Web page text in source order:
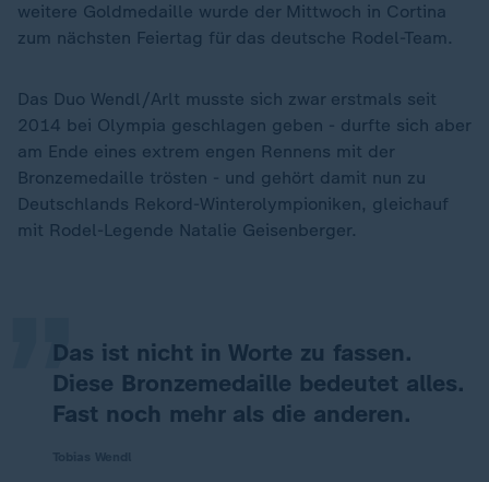
weitere Goldmedaille wurde der Mittwoch in Cortina
zum nächsten Feiertag für das deutsche Rodel-Team.
Das Duo Wendl/Arlt musste sich zwar erstmals seit
2014 bei Olympia geschlagen geben - durfte sich aber
am Ende eines extrem engen Rennens mit der
Bronzemedaille trösten - und gehört damit nun zu
Deutschlands Rekord-Winterolympioniken, gleichauf
mit Rodel-Legende Natalie Geisenberger.
Das ist nicht in Worte zu fassen.
Diese Bronzemedaille bedeutet alles.
Fast noch mehr als die anderen.
„